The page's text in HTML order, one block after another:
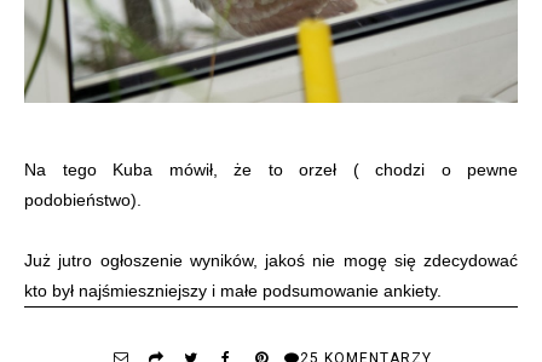
Na tego Kuba mówił, że to orzeł ( chodzi o pewne
podobieństwo).
Już jutro ogłoszenie wyników, jakoś nie mogę się zdecydować
kto był najśmieszniejszy i małe podsumowanie ankiety.